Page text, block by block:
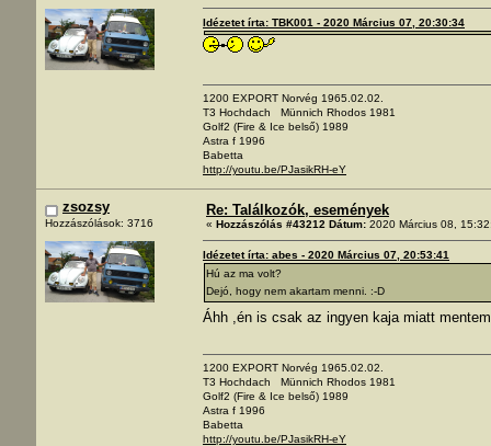
Idézetet írta: TBK001 - 2020 Március 07, 20:30:34
1200 EXPORT Norvég 1965.02.02.
T3 Hochdach Münnich Rhodos 1981
Golf2 (Fire & Ice belső) 1989
Astra f 1996
Babetta
http://youtu.be/PJasikRH-eY
zsozsy
Hozzászólások: 3716
Re: Találkozók, események
« Hozzászólás #43212 Dátum: 2020 Március 08,
Idézetet írta: abes - 2020 Március 07, 20:53:41
Hú az ma volt?
Dejó, hogy nem akartam menni. :-D
Áhh ,én is csak az ingyen kaja miatt
1200 EXPORT Norvég 1965.02.02.
T3 Hochdach Münnich Rhodos 1981
Golf2 (Fire & Ice belső) 1989
Astra f 1996
Babetta
http://youtu.be/PJasikRH-eY